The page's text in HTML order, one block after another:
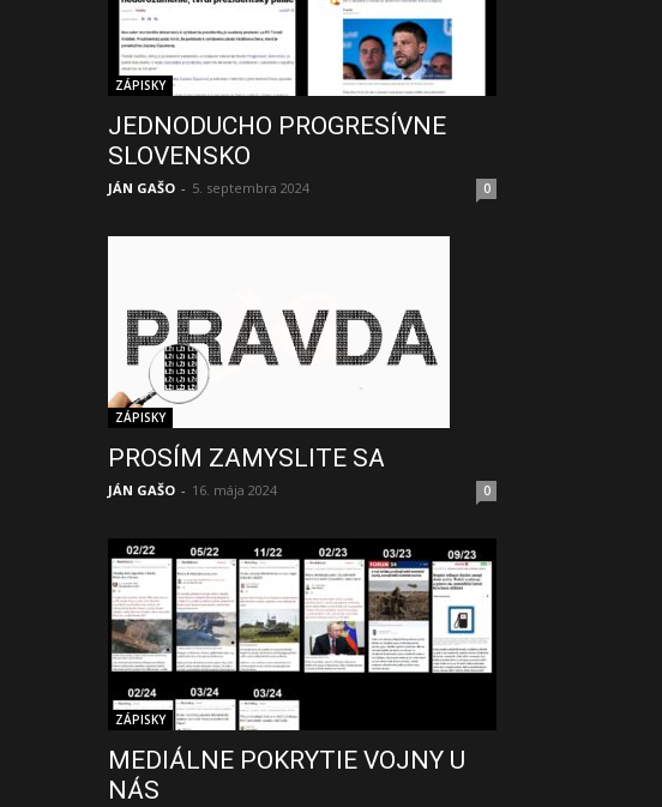
ZÁPISKY
JEDNODUCHO PROGRESÍVNE
SLOVENSKO
JÁN GAŠO - 5. septembra 2024 0
ZÁPISKY
PROSÍM ZAMYSLITE SA
JÁN GAŠO - 16. mája 2024 0
ZÁPISKY
MEDIÁLNE POKRYTIE VOJNY U
NÁS